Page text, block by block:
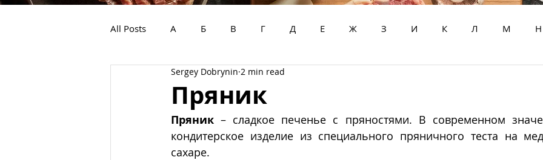
All Posts А Б В Г Д Е Ж З И К Л М Н
У Ф Х
Пряник
Sergey Dobrynin 2 min read
Пряник – сладкое печенье с пряностями. В современном
кондитерское изделие из специального пряничного теста на
сахаре.